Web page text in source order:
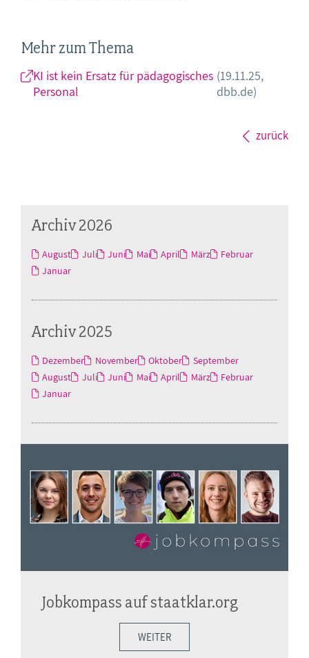
Mehr zum Thema
KI ist kein Ersatz für pädagogisches
Personal
(19.11.25,
dbb.de)
zurück
Archiv 2026
August Juli Juni Mai April März
Februar
Januar
Archiv 2025
Dezember November Oktober
September
August
Juli Juni Mai April März
Februar
Januar
Jobkompass auf staatklar.org
WEITER